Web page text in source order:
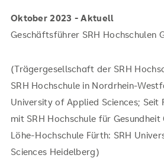
Oktober 2023 - Aktuell
Geschäftsführer SRH Hochschulen
(Trägergesellschaft der SRH
SRH Hochschule in Nordrhein-
University of Applied Sciences; Seit
mit SRH Hochschule für
Löhe-Hochschule Fürth: SRH
Sciences Heidelberg)